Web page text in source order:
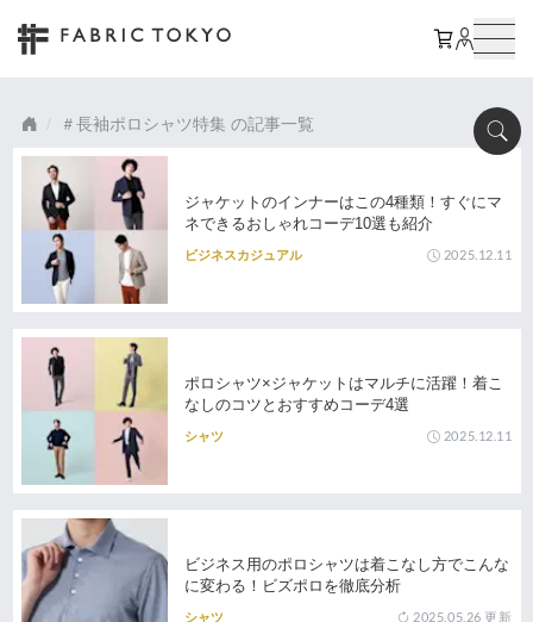
長袖ポロシャツ特集 の記事一覧
ジャケットのインナーはこの4種類！すぐにマ
ネできるおしゃれコーデ10選も紹介
ビジネスカジュアル 2025.12.11
ポロシャツ×ジャケットはマルチに活躍！着こ
なしのコツとおすすめコーデ4選
シャツ 2025.12.11
ビジネス用のポロシャツは着こなし方でこんな
に変わる！ビズポロを徹底分析
シャツ 2025.05.26 更新